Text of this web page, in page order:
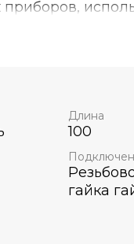
приборов,
в
ПВХ оболочка.
Длина
100
гайка